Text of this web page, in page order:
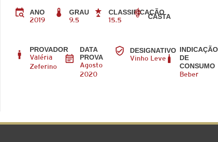
ANO
2019
GRAU
9.5
CLASSIFICAÇÃO
15.5
CASTA
PROVADOR
Valéria
Zeferino
DATA
PROVA
Agosto
2020
DESIGNATIVO
Vinho Leve
INDICAÇÃO
DE
CONSUMO
Beber